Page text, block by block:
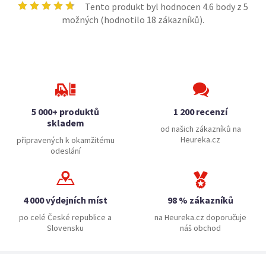
Tento produkt byl hodnocen 4.6 body z 5
možných (hodnotilo 18 zákazníků).
5 000+ produktů
skladem
připravených k okamžitému
odeslání
1 200 recenzí
od našich zákazníků na
Heureka.cz
4 000 výdejních míst
po celé České republice a
Slovensku
98 % zákazníků
na Heureka.cz doporučuje
náš obchod